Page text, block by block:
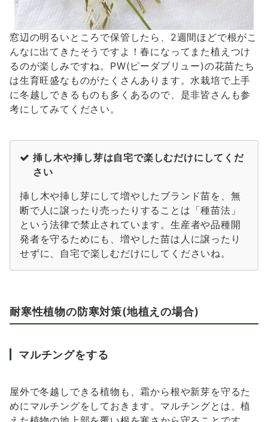
窓辺の明るいところで保管したら、2週間ほどで根がこ
んなに出てきたそうですよ！春になってまた植えつけ
るのが楽しみですね。PW(ピーダブリュー)の花苗たち
は生育旺盛なものがたくさんあります。水栽培で上手
に冬越しできるものも多くあるので、是非皆さんも参
考にしてみてください。
挿し木や挿し芽は自宅で楽しむだけにしてくだ
さい
挿し木や挿し芽にして増やしたブランド苗を、無
断で人に譲ったり売ったりすることは「種苗法」
という法律で禁止されています。生産者や品種開
発者を守るためにも、増やした苗は人に譲ったり
せずに、自宅で楽しむだけにしてくださいね。
耐寒性植物の防寒対策(地植えの場合)
マルチングをする
屋外で冬越しできる植物も、霜から根や新芽を守るた
めにマルチングをしておきます。マルチングとは、植